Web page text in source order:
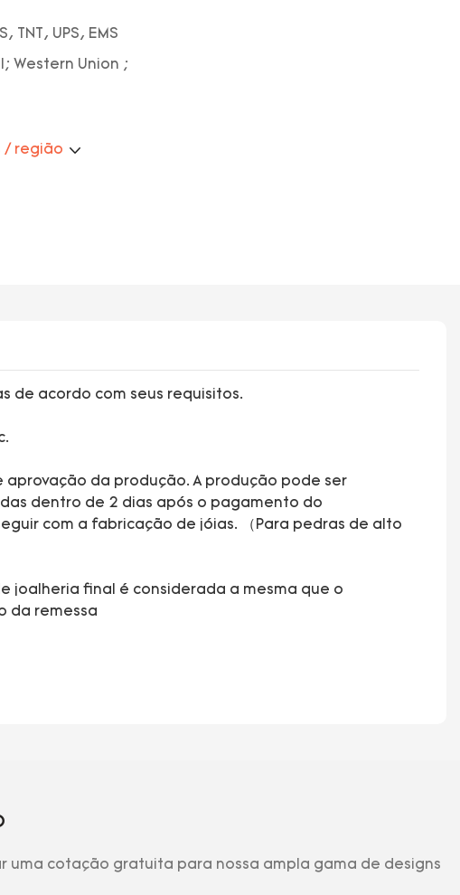
TNT, UPS, EMS
Western Union ;
/ região
de acordo com seus requisitos.
aprovação da produção. A produção pode ser
dentro de 2 dias após o pagamento do
com a fabricação de jóias. （Para pedras de alto
joalheria final é considerada a mesma que o
da remessa
cotação gratuita para nossa ampla gama de designs